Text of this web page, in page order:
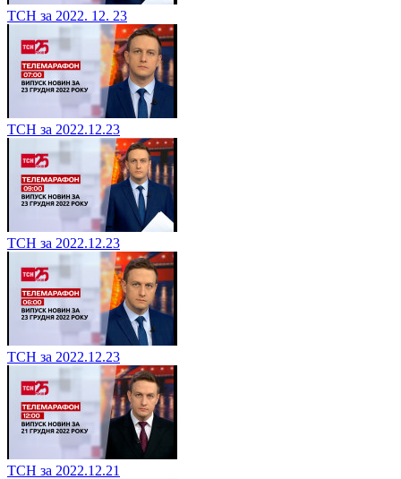
ТСН за 2022. 12. 23
ТСН за 2022.12.23
ТСН за 2022.12.23
ТСН за 2022.12.23
ТСН за 2022.12.21